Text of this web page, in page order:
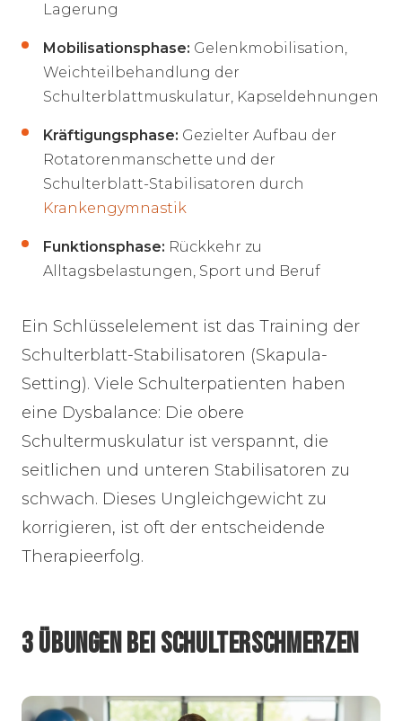
Lagerung
Mobilisationsphase: Gelenkmobilisation,
Weichteilbehandlung der
Schulterblattmuskulatur, Kapseldehnungen
Kräftigungsphase: Gezielter Aufbau der
Rotatorenmanschette und der
Schulterblatt-Stabilisatoren durch
Krankengymnastik
Funktionsphase: Rückkehr zu
Alltagsbelastungen, Sport und Beruf
Ein Schlüsselelement ist das Training der
Schulterblatt-Stabilisatoren (Skapula-
Setting). Viele Schulterpatienten haben
eine Dysbalance: Die obere
Schultermuskulatur ist verspannt, die
seitlichen und unteren Stabilisatoren zu
schwach. Dieses Ungleichgewicht zu
korrigieren, ist oft der entscheidende
Therapieerfolg.
3 ÜBUNGEN BEI SCHULTERSCHMERZEN